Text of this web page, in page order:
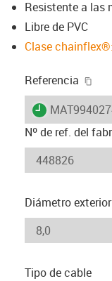
Resistente a las
Libre de PVC
Clase chainflex®:
Referencia
igus-icon-
Nº de ref. del
Diámetro
Tipo de cable